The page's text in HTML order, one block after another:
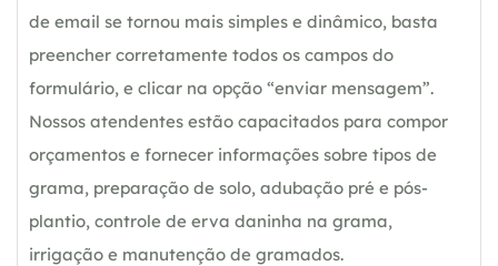
de email se tornou mais simples e dinâmico, basta
preencher corretamente todos os campos do
formulário, e clicar na opção “enviar mensagem”.
Nossos atendentes estão capacitados para compor
orçamentos e fornecer informações sobre tipos de
grama, preparação de solo, adubação pré e pós-
plantio, controle de erva daninha na grama,
irrigação e manutenção de gramados.